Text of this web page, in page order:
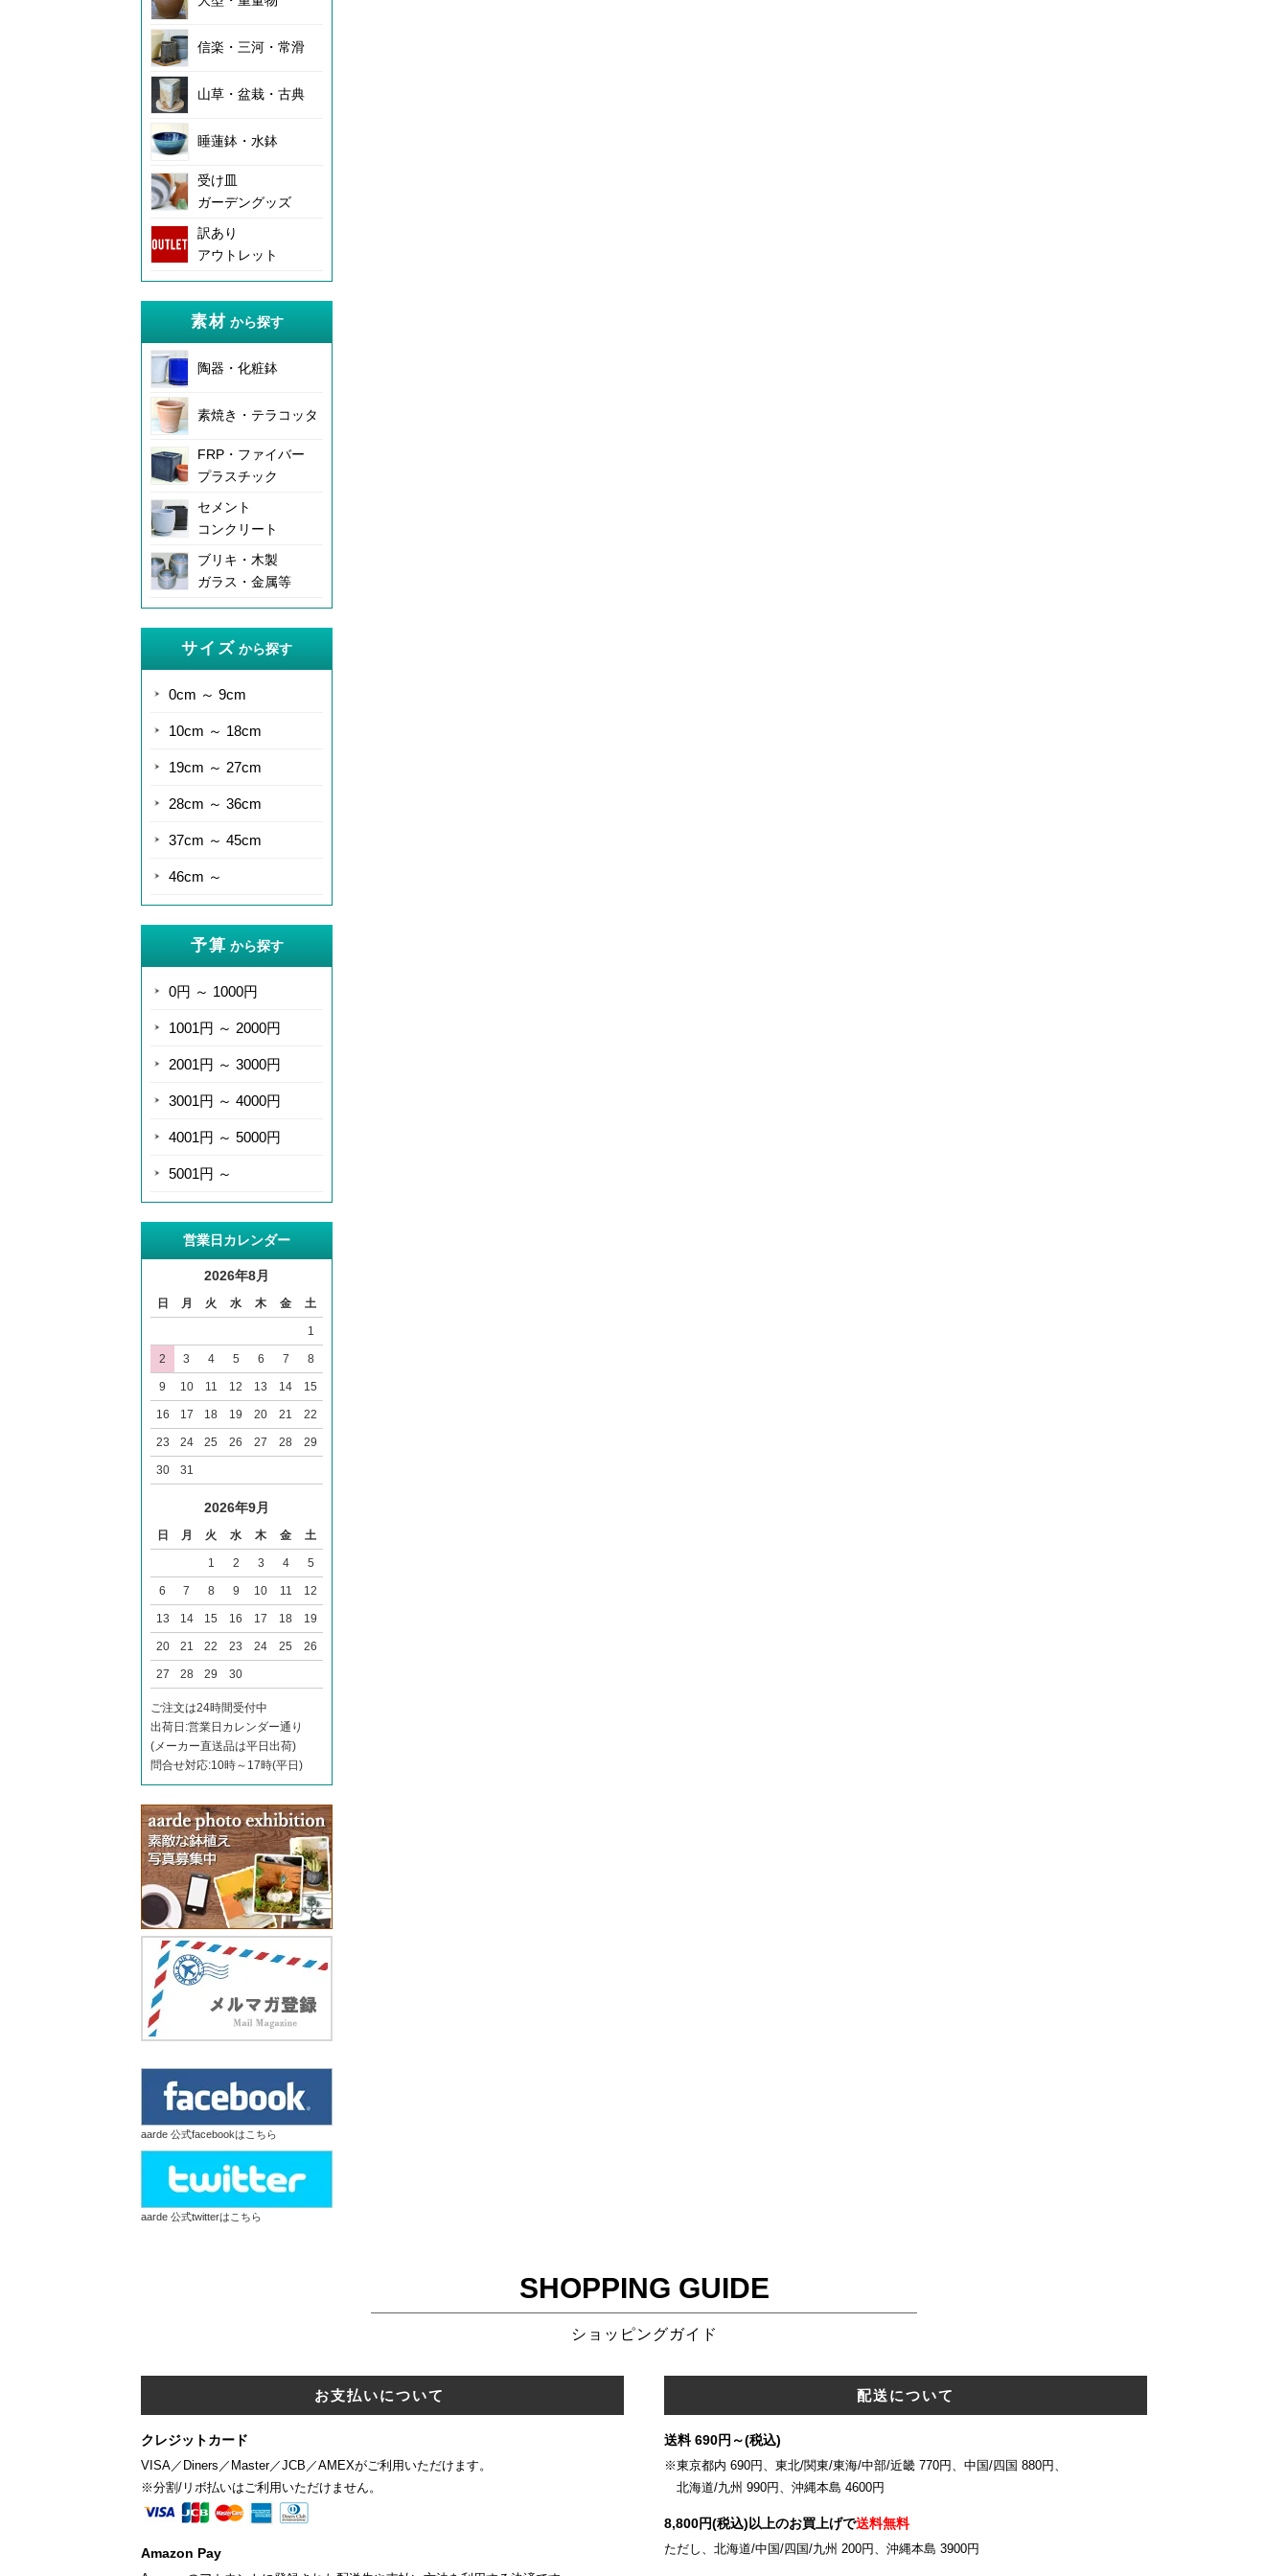
信楽・三河・常滑
山草・盆栽・古典
睡蓮鉢・水鉢
受け皿
ガーデングッズ
訳あり
アウトレット
素材 から探す
陶器・化粧鉢
素焼き・テラコッタ
FRP・ファイバー
プラスチック
セメント
コンクリート
ブリキ・木製
ガラス・金属等
サイズ から探す
0cm ～ 9cm
10cm ～ 18cm
19cm ～ 27cm
28cm ～ 36cm
37cm ～ 45cm
46cm ～
予算 から探す
0円 ～ 1000円
1001円 ～ 2000円
2001円 ～ 3000円
3001円 ～ 4000円
4001円 ～ 5000円
5001円 ～
営業日カレンダー
2026年8月
日 月 火 水 木 金 土
1
2 3 4 5 6 7 8
9 10 11 12 13 14 15
16 17 18 19 20 21 22
23 24 25 26 27 28 29
30 31
2026年9月
日 月 火 水 木 金 土
1 2 3 4 5
6 7 8 9 10 11 12
13 14 15 16 17 18 19
20 21 22 23 24 25 26
27 28 29 30
ご注文は24時間受付中
出荷日:営業日カレンダー通り
(メーカー直送品は平日出荷)
問合せ対応:10時～17時(平日)
aarde 公式facebookはこちら
aarde 公式twitterはこちら
SHOPPING GUIDE
ショッピングガイド
お支払いについて
クレジットカード
VISA／Diners／Master／JCB／AMEXがご利用いただけます。
※分割/リボ払いはご利用いただけません。
Amazon Pay
配送について
送料 690円～(税込)
※東京都内 690円、東北/関東/東海/中部/近畿 770円、中国/四国 880円、
北海道/九州 990円、沖縄本島 4600円
8,800円(税込)以上のお買上げで送料無料
ただし、北海道/中国/四国/九州 200円、沖縄本島 3900円